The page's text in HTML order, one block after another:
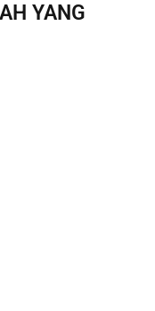
YANG